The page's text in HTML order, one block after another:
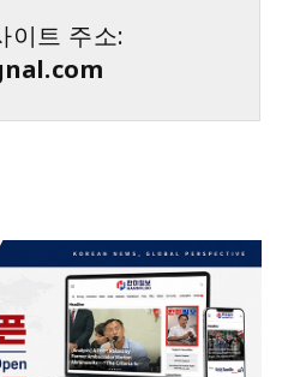
이트 주소: